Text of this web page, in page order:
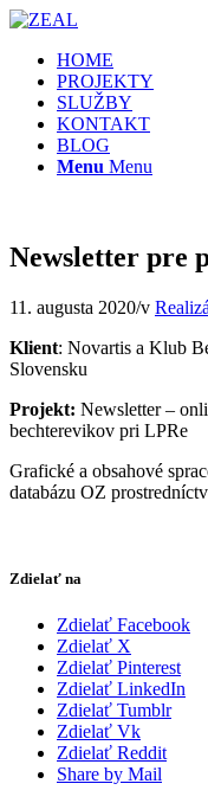
HOME
PROJEKTY
SLUŽBY
KONTAKT
BLOG
Menu Menu
Newsletter pre
11. augusta 2020/v
Klient: Novartis a Klub
Slovensku
Projekt: Newsletter –
bechterevikov pri LPRe
Grafické a obsahové
databázu OZ
Zdielať na
Zdielať Facebook
Zdielať X
Zdielať Pinterest
Zdielať LinkedIn
Zdielať Tumblr
Zdielať Vk
Zdielať Reddit
Share by Mail